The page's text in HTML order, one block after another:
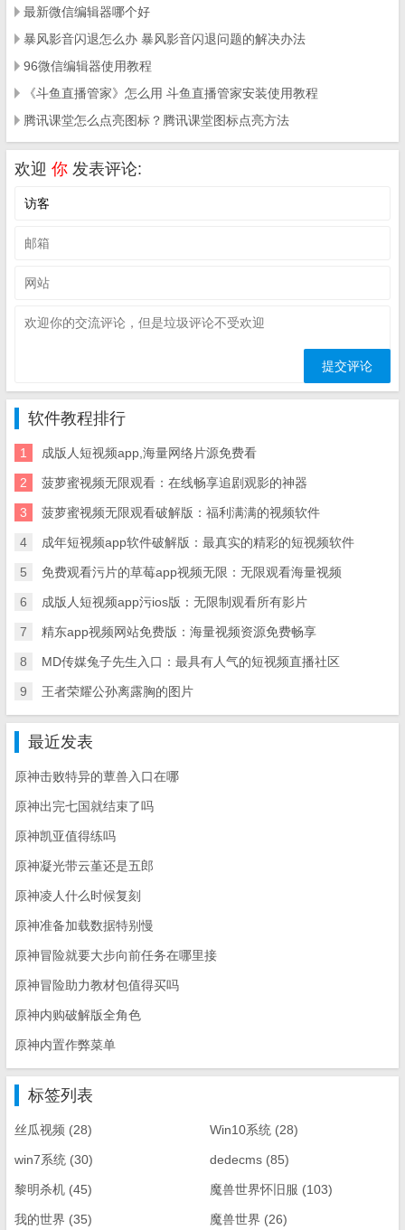
最新微信编辑器哪个好
暴风影音闪退怎么办 暴风影音闪退问题的解决办法
96微信编辑器使用教程
《斗鱼直播管家》怎么用 斗鱼直播管家安装使用教程
腾讯课堂怎么点亮图标？腾讯课堂图标点亮方法
欢迎 你 发表评论:
软件教程排行
1 成版人短视频app,海量网络片源免费看
2 菠萝蜜视频无限观看：在线畅享追剧观影的神器
3 菠萝蜜视频无限观看破解版：福利满满的视频软件
4 成年短视频app软件破解版：最真实的精彩的短视频软件
5 免费观看污片的草莓app视频无限：无限观看海量视频
6 成版人短视频app污ios版：无限制观看所有影片
7 精东app视频网站免费版：海量视频资源免费畅享
8 MD传媒兔子先生入口：最具有人气的短视频直播社区
9 王者荣耀公孙离露胸的图片
最近发表
原神击败特异的蕈兽入口在哪
原神出完七国就结束了吗
原神凯亚值得练吗
原神凝光带云堇还是五郎
原神凌人什么时候复刻
原神准备加载数据特别慢
原神冒险就要大步向前任务在哪里接
原神冒险助力教材包值得买吗
原神内购破解版全角色
原神内置作弊菜单
标签列表
丝瓜视频 (28) Win10系统 (28)
win7系统 (30) dedecms (85)
黎明杀机 (45) 魔兽世界怀旧服 (103)
我的世界 (35) 魔兽世界 (26)